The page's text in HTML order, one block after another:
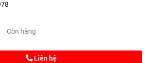
Còn hàng
Liên hệ